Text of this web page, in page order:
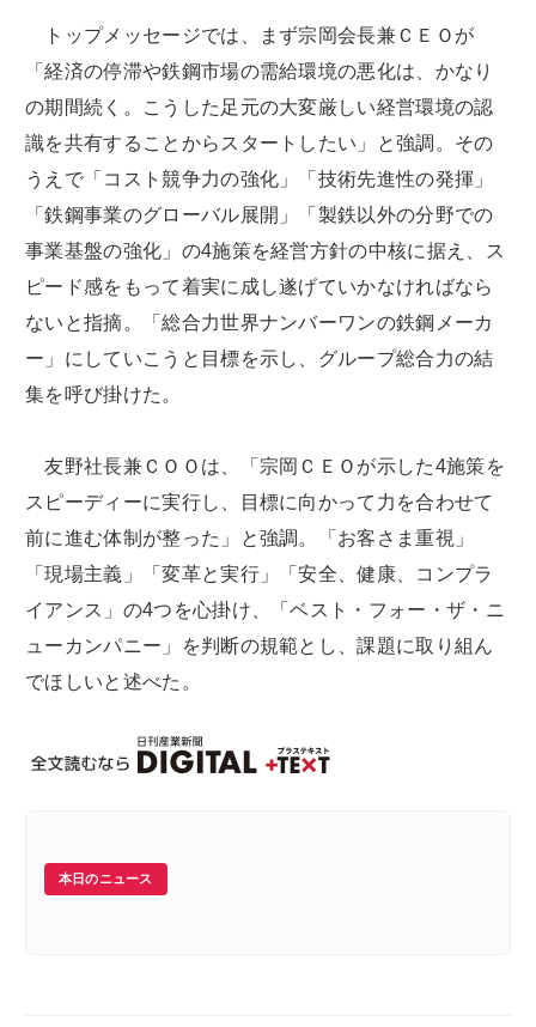
トップメッセージでは、まず宗岡会長兼ＣＥＯが
「経済の停滞や鉄鋼市場の需給環境の悪化は、かなり
の期間続く。こうした足元の大変厳しい経営環境の認
識を共有することからスタートしたい」と強調。その
うえで「コスト競争力の強化」「技術先進性の発揮」
「鉄鋼事業のグローバル展開」「製鉄以外の分野での
事業基盤の強化」の4施策を経営方針の中核に据え、ス
ピード感をもって着実に成し遂げていかなければなら
ないと指摘。「総合力世界ナンバーワンの鉄鋼メーカ
ー」にしていこうと目標を示し、グループ総合力の結
集を呼び掛けた。
友野社長兼ＣＯＯは、「宗岡ＣＥＯが示した4施策を
スピーディーに実行し、目標に向かって力を合わせて
前に進む体制が整った」と強調。「お客さま重視」
「現場主義」「変革と実行」「安全、健康、コンプラ
イアンス」の4つを心掛け、「ベスト・フォー・ザ・ニ
ューカンパニー」を判断の規範とし、課題に取り組ん
でほしいと述べた。
本日のニュース